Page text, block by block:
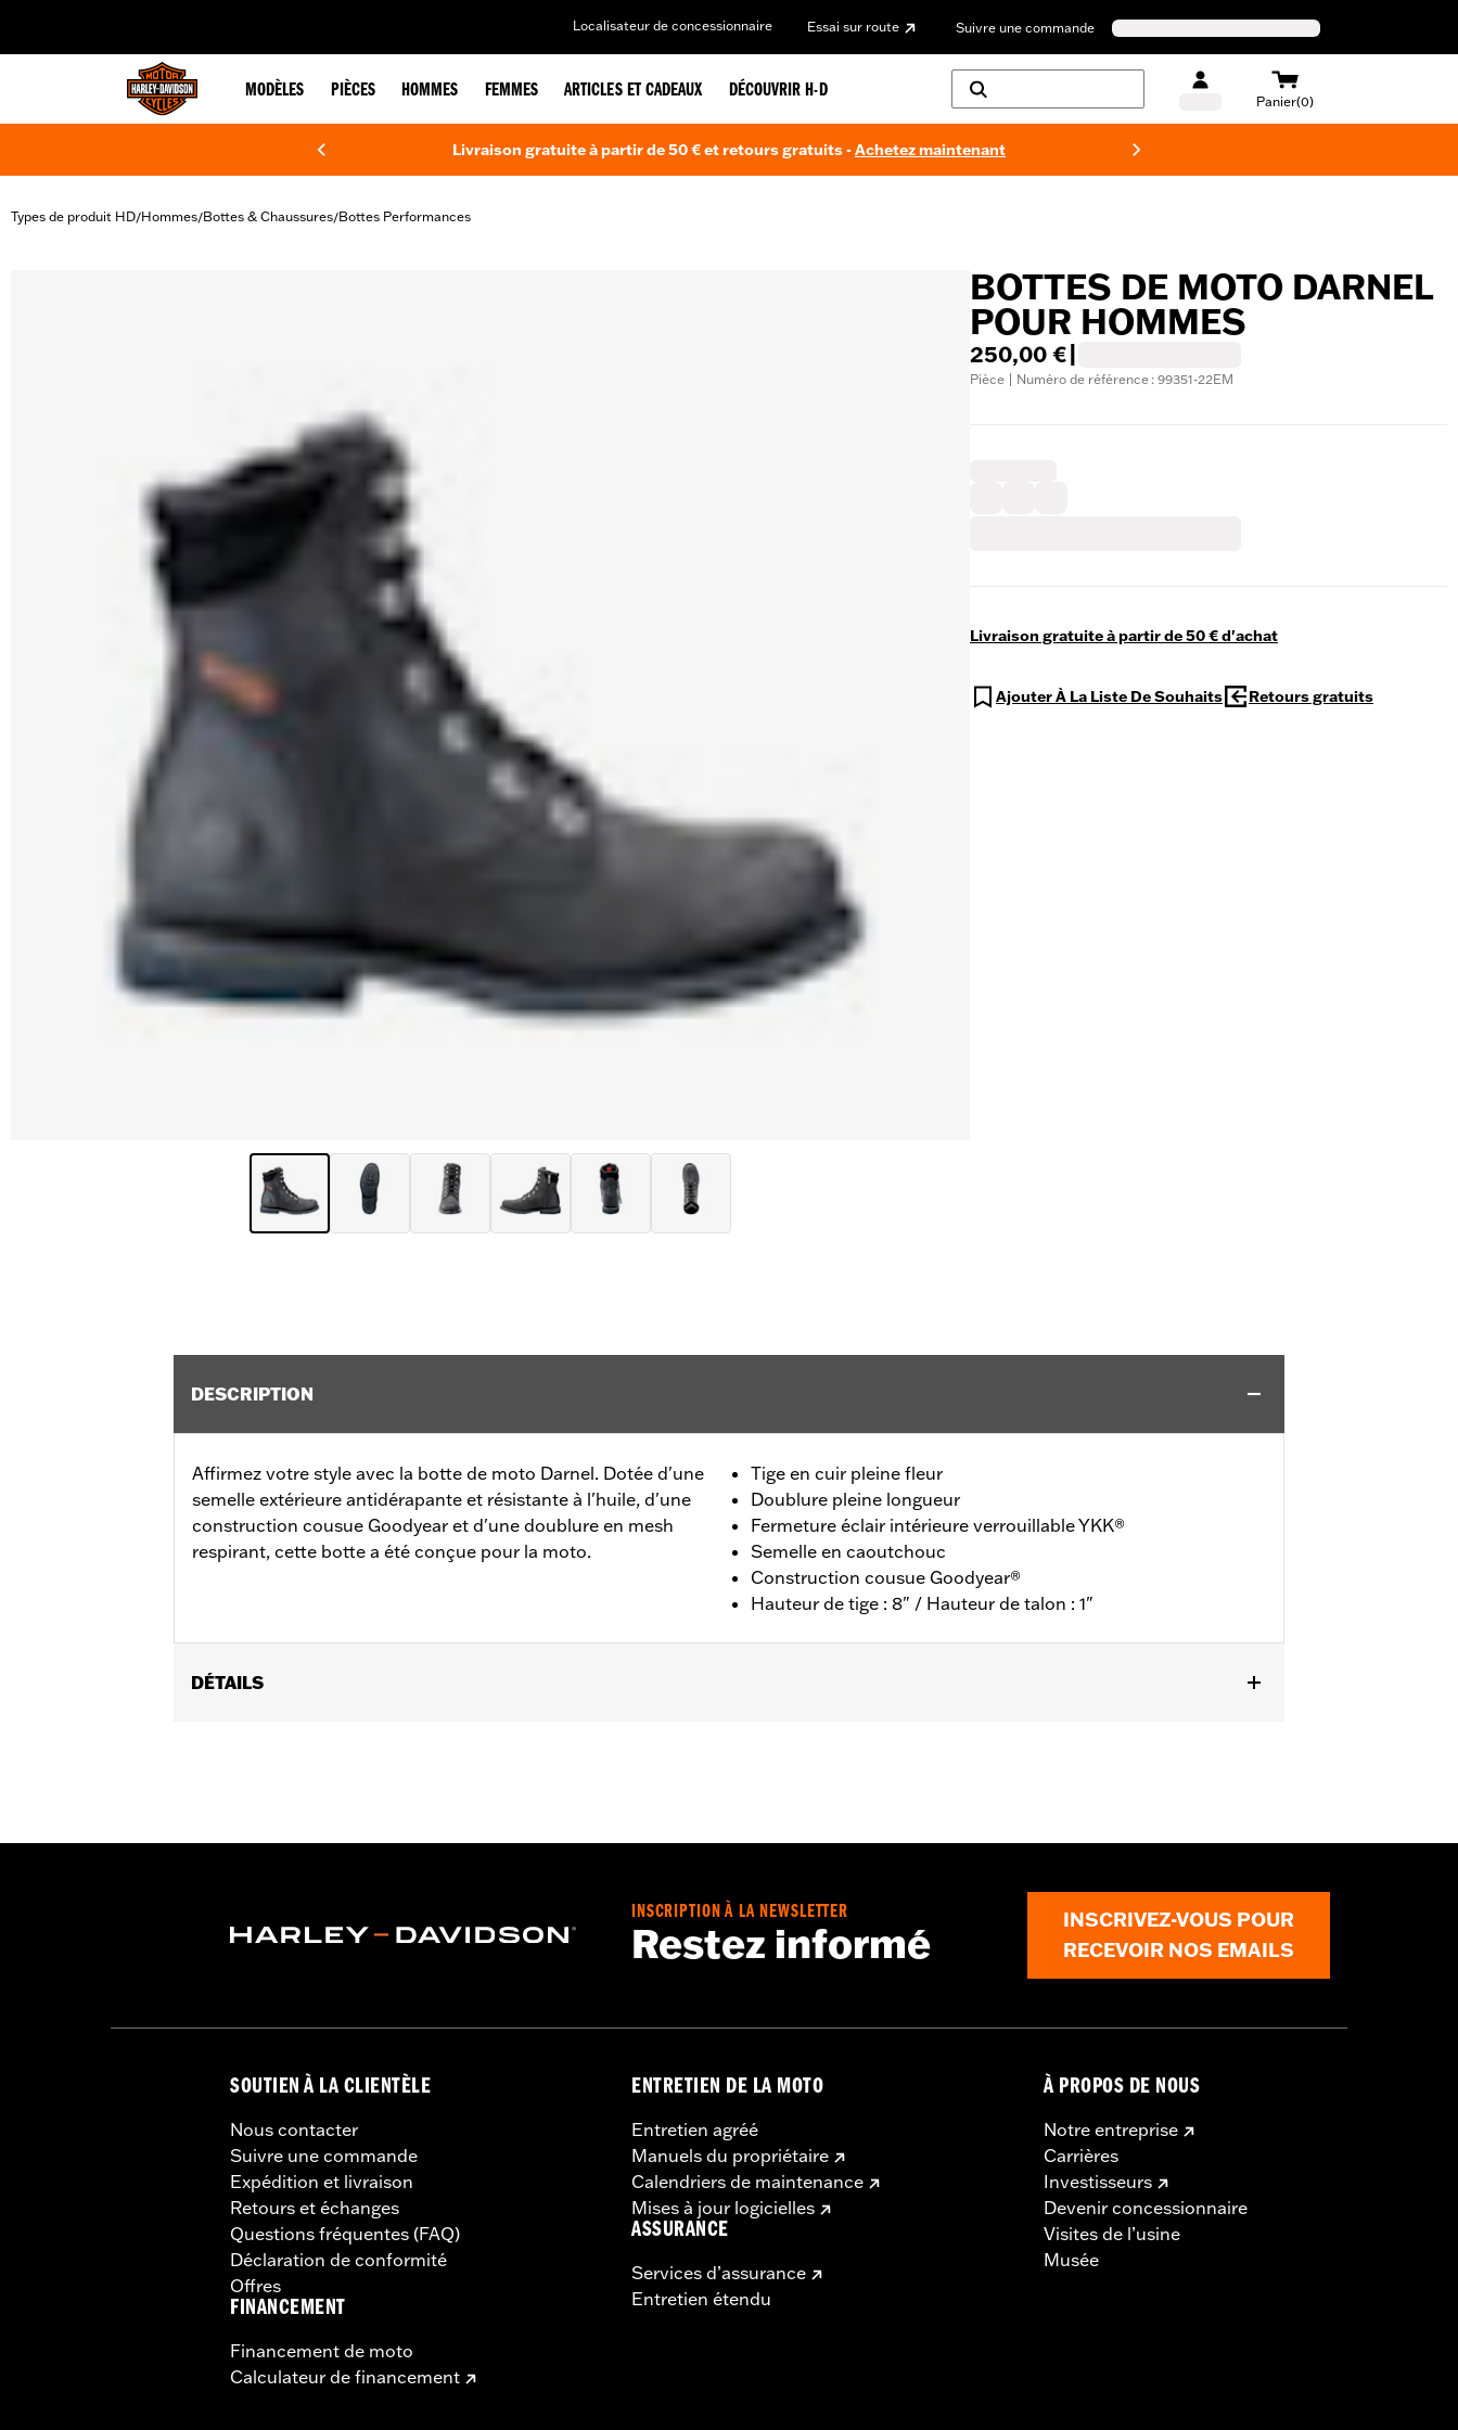
Localisateur de concessionnaire Essai sur route Suivre une commande
MODÈLES PIÈCES HOMMES FEMMES ARTICLES ET CADEAUX DÉCOUVRIR H-D
Panier(0)
Livraison gratuite à partir de 50 € et retours gratuits -Achetez maintenant
Types de produit HD/Hommes/Bottes & Chaussures/Bottes Performances
BOTTES DE MOTO DARNEL
POUR HOMMES
250,00 €
Pièce | Numéro de référence : 99351-22EM
Livraison gratuite à partir de 50 € d'achat
Ajouter À La Liste De Souhaits Retours gratuits
DESCRIPTION
Affirmez votre style avec la botte de moto Darnel. Dotée d'une
semelle extérieure antidérapante et résistante à l'huile, d'une
construction cousue Goodyear et d'une doublure en mesh
respirant, cette botte a été conçue pour la moto.
Tige en cuir pleine fleur
Doublure pleine longueur
Fermeture éclair intérieure verrouillable YKK®
Semelle en caoutchouc
Construction cousue Goodyear®
Hauteur de tige : 8" / Hauteur de talon : 1"
DÉTAILS
Dimension Description:Hauteur de tige : 8" / Hauteur de talon : 1"
INSCRIPTION À LA NEWSLETTER
Restez informé
INSCRIVEZ-VOUS POUR
RECEVOIR NOS EMAILS
SOUTIEN À LA CLIENTÈLE
Nous contacter
Suivre une commande
Expédition et livraison
Retours et échanges
Questions fréquentes (FAQ)
Déclaration de conformité
Offres
FINANCEMENT
Financement de moto
Calculateur de financement
ENTRETIEN DE LA MOTO
Entretien agréé
Manuels du propriétaire
Calendriers de maintenance
Mises à jour logicielles
ASSURANCE
Services d’assurance
Entretien étendu
À PROPOS DE NOUS
Notre entreprise
Carrières
Investisseurs
Devenir concessionnaire
Visites de l’usine
Musée